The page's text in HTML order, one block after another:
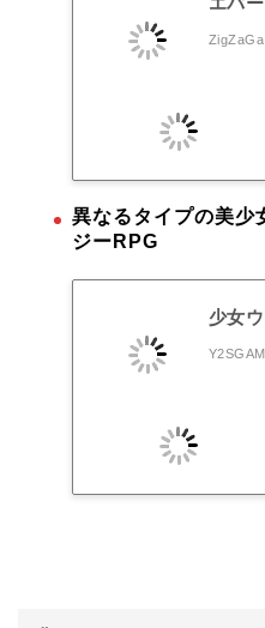
異なるタイプの美少
ジーRPG
少女